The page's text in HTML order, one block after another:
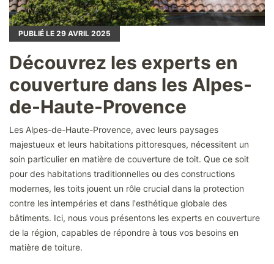
PUBLIÉ LE 29 AVRIL 2025
Découvrez les experts en
couverture dans les Alpes-
de-Haute-Provence
Les Alpes-de-Haute-Provence, avec leurs paysages
majestueux et leurs habitations pittoresques, nécessitent un
soin particulier en matière de couverture de toit. Que ce soit
pour des habitations traditionnelles ou des constructions
modernes, les toits jouent un rôle crucial dans la protection
contre les intempéries et dans l'esthétique globale des
bâtiments. Ici, nous vous présentons les experts en couverture
de la région, capables de répondre à tous vos besoins en
matière de toiture.